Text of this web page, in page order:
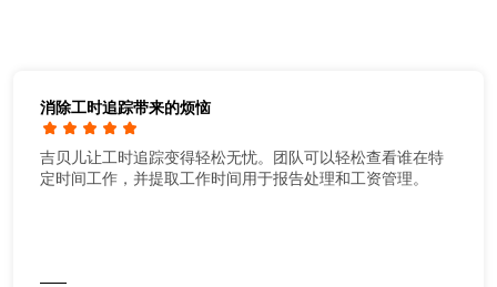
消除工时追踪带来的烦恼
吉贝儿让工时追踪变得轻松无忧。团队可以轻松查看谁在特
定时间工作，并提取工作时间用于报告处理和工资管理。